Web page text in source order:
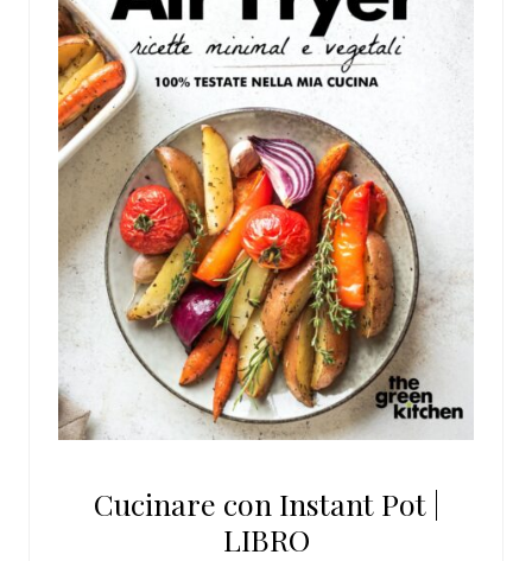
Cucinare con Instant Pot |
LIBRO